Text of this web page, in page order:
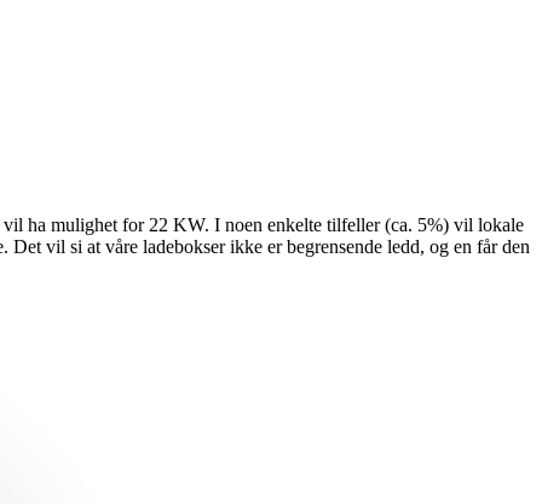
ha mulighet for 22 KW. I noen enkelte tilfeller (ca. 5%) vil lokale
vil si at våre ladebokser ikke er begrensende ledd, og en får den